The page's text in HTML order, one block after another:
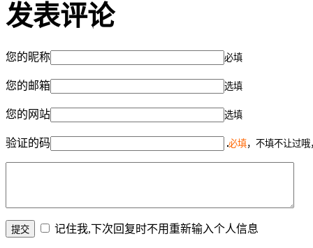
发表评论
您的昵称 必填
您的邮箱 选填
您的网站 选填
验证的码 必填，不填不让过
记住我,下次回复时不用重新输入个人信息